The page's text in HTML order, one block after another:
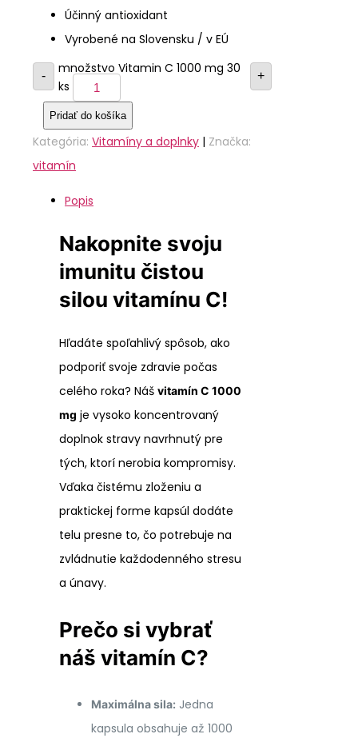
Účinný antioxidant
Vyrobené na Slovensku / v EÚ
-
množstvo Vitamin C 1000 mg 30
ks
+
Pridať do košíka
Kategória: Vitamíny a doplnky | Značka:
vitamín
Popis
Nakopnite svoju
imunitu čistou
silou vitamínu C!
Hľadáte spoľahlivý spôsob, ako
podporiť svoje zdravie počas
celého roka? Náš vitamín C 1000
mg je vysoko koncentrovaný
doplnok stravy navrhnutý pre
tých, ktorí nerobia kompromisy.
Vďaka čistému zloženiu a
praktickej forme kapsúl dodáte
telu presne to, čo potrebuje na
zvládnutie každodenného stresu
a únavy.
Prečo si vybrať
náš vitamín C?
Maximálna sila: Jedna
kapsula obsahuje až 1000